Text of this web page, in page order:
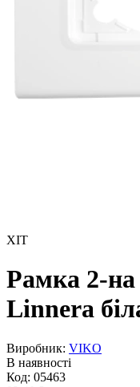
ХІТ
Рамка 2-на
Linnera
Виробник: VIKO
В наявності
Код: 05463